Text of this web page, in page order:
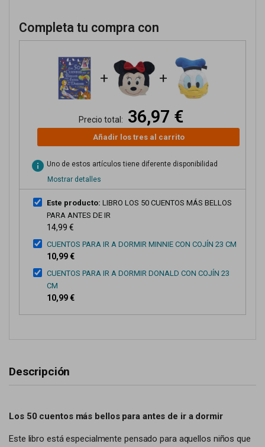
Completa tu compra con
+ +
Precio total: 36,97 €
Añadir los tres al carrito
info Uno de estos artículos tiene diferente disponibilidad
Mostrar detalles
Este producto: LIBRO LOS 50 CUENTOS MÁS BELLOS
PARA ANTES DE IR
14,99 €
CUENTOS PARA IR A DORMIR MINNIE CON COJÍN 23 CM
10,99 €
CUENTOS PARA IR A DORMIR DONALD CON COJÍN 23
CM
10,99 €
Descripción
Los 50 cuentos más bellos para antes de ir a dormir
Este libro está especialmente pensado para aquellos niños que